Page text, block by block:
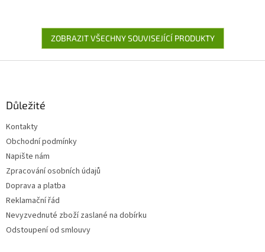
ZOBRAZIT VŠECHNY SOUVISEJÍCÍ PRODUKTY
Důležité
Kontakty
Obchodní podmínky
Napište nám
Zpracování osobních údajů
Doprava a platba
Reklamační řád
Nevyzvednuté zboží zaslané na dobírku
Odstoupení od smlouvy